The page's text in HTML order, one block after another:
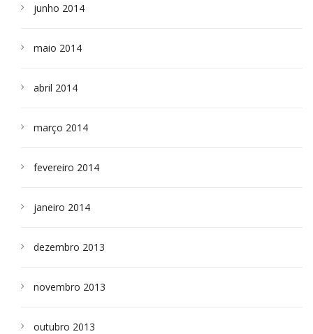
junho 2014
maio 2014
abril 2014
março 2014
fevereiro 2014
janeiro 2014
dezembro 2013
novembro 2013
outubro 2013